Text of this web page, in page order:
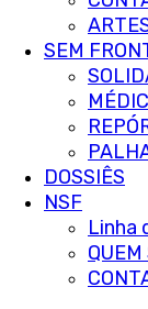
SEM
DOSSIÊS
NSF
Linha
QUEM